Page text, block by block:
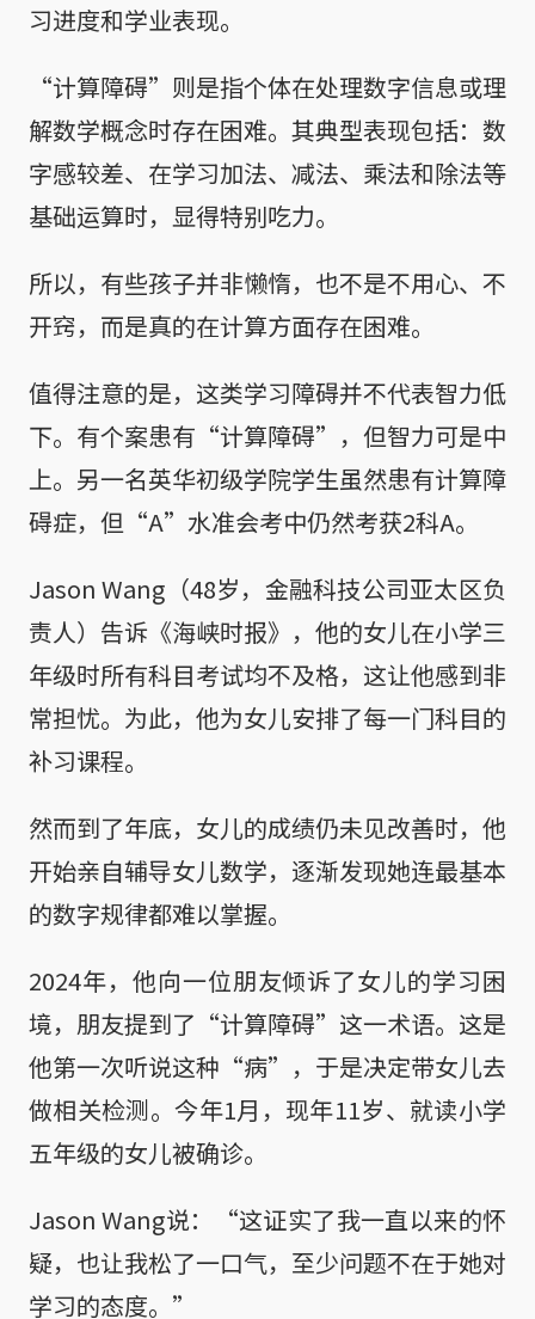
习进度和学业表现。
“计算障碍”则是指个体在处理数字信息或理
解数学概念时存在困难。其典型表现包括：数
字感较差、在学习加法、减法、乘法和除法等
基础运算时，显得特别吃力。
所以，有些孩子并非懒惰，也不是不用心、不
开窍，而是真的在计算方面存在困难。
值得注意的是，这类学习障碍并不代表智力低
下。有个案患有“计算障碍”，但智力可是中
上。另一名英华初级学院学生虽然患有计算障
碍症，但“A”水准会考中仍然考获2科A。
Jason Wang（48岁，金融科技公司亚太区负
责人）告诉《海峡时报》，他的女儿在小学三
年级时所有科目考试均不及格，这让他感到非
常担忧。为此，他为女儿安排了每一门科目的
补习课程。
然而到了年底，女儿的成绩仍未见改善时，他
开始亲自辅导女儿数学，逐渐发现她连最基本
的数字规律都难以掌握。
2024年，他向一位朋友倾诉了女儿的学习困
境，朋友提到了“计算障碍”这一术语。这是
他第一次听说这种“病”，于是决定带女儿去
做相关检测。今年1月，现年11岁、就读小学
五年级的女儿被确诊。
Jason Wang说：“这证实了我一直以来的怀
疑，也让我松了一口气，至少问题不在于她对
学习的态度。”